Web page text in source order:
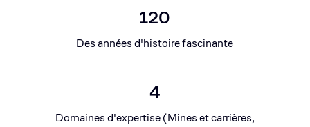
120
Des années d'histoire fascinante
4
Domaines d'expertise (Mines et carrières,